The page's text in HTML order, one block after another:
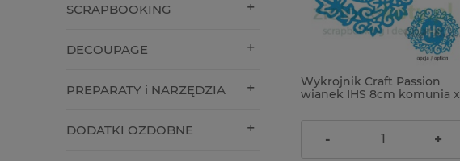
SCRAPBOOKING
DECOUPAGE
PREPARATY i NARZĘDZIA
DODATKI OZDOBNE
Wykrojnik Craft Passion
wianek IHS 8cm komunia x
45,00 zł
- +